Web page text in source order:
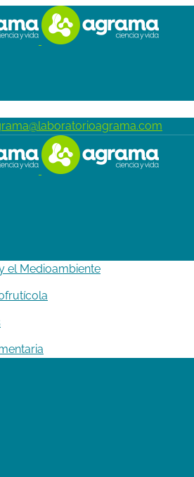
el Medioambiente